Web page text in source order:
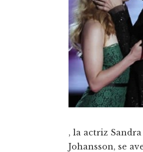
, la actriz
Johansson, se